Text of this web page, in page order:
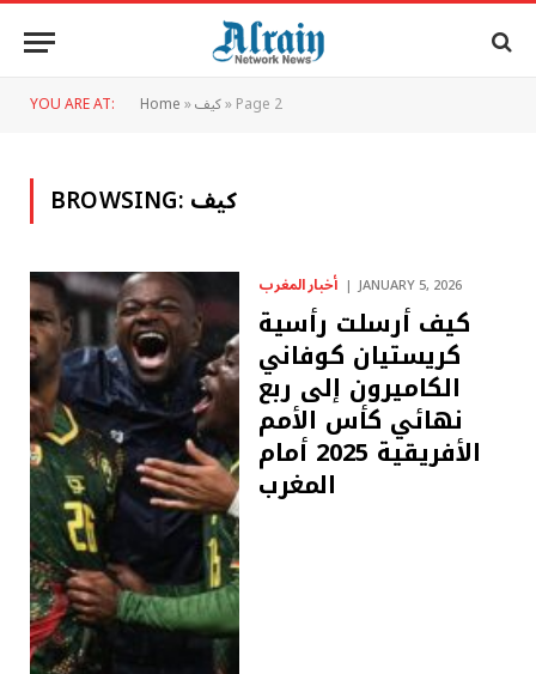
YOU ARE AT: Home»كيف»Page 2
BROWSING:كيف
أخبار المغرب JANUARY 5, 2026
كيف أرسلت رأسية
كريستيان كوفاني
الكاميرون إلى ربع
نهائي كأس الأمم
الأفريقية 2025 أمام
المغرب